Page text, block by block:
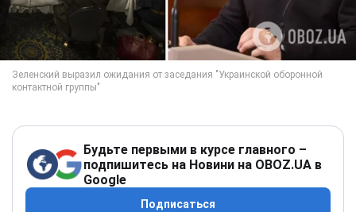
Будьте первыми в курсе главного –
подпишитесь на Новини на OBOZ.UA в
Google
Подписаться